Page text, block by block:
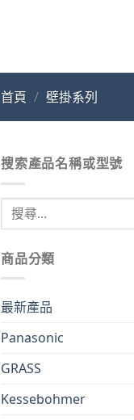
首頁 / 壁掛系列
搜索產品名稱或型號
鍵
字:
商品分類
最新產品
Panasonic
GRASS
Kessebohmer